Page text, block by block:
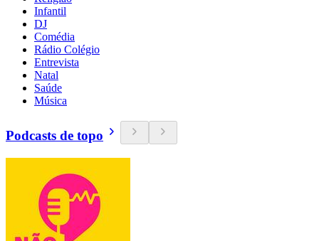
Infantil
DJ
Comédia
Rádio Colégio
Entrevista
Natal
Saúde
Música
Podcasts de topo